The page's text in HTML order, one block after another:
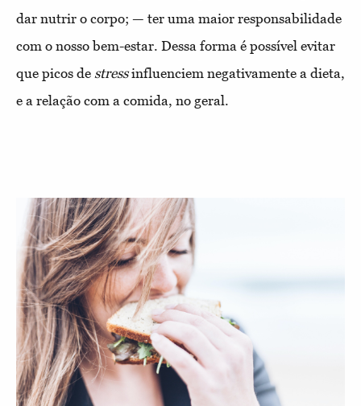
dar nutrir o corpo; — ter uma maior responsabilidade
com o nosso bem-estar. Dessa forma é possível evitar
que picos de stressinfluenciem negativamente a dieta,
e a relação com a comida, no geral.